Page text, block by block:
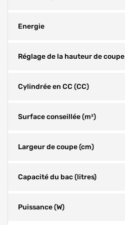
Energie
Réglage de la hauteur de coupe
Cylindrée en CC (CC)
Surface conseillée (m²)
Largeur de coupe (cm)
Capacité du bac (litres)
Puissance (W)